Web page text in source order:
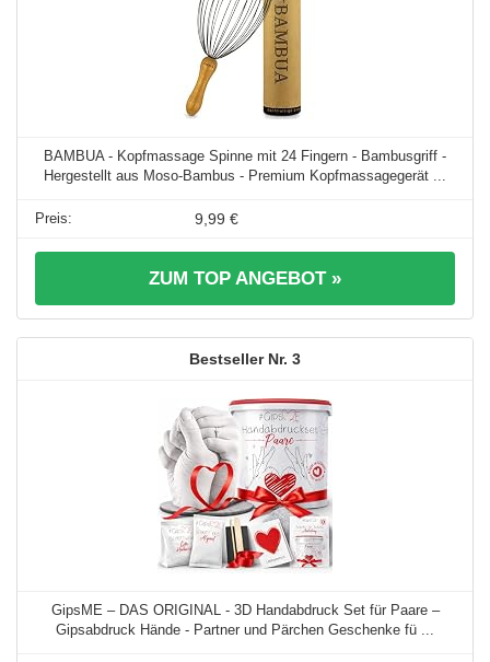
BAMBUA - Kopfmassage Spinne mit 24 Fingern - Bambusgriff -
Hergestellt aus Moso-Bambus - Premium Kopfmassagegerät ...
9,99 €
ZUM TOP ANGEBOT »
3
GipsME – DAS ORIGINAL - 3D Handabdruck Set für Paare –
Gipsabdruck Hände - Partner und Pärchen Geschenke fü ...